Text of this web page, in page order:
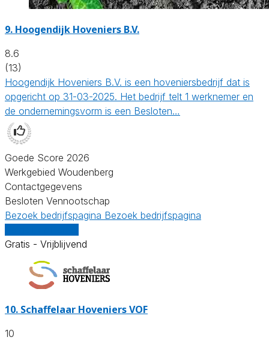
9. Hoogendijk Hoveniers B.V.
8.6
(13)
Hoogendijk Hoveniers B.V. is een hoveniersbedrijf dat is
opgericht op 31-03-2025. Het bedrijf telt 1 werknemer en
de ondernemingsvorm is een Besloten…
Goede Score 2026
Werkgebied Woudenberg
Contactgegevens
Besloten Vennootschap
Bezoek bedrijfspagina Bezoek bedrijfspagina
Gratis - Vrijblijvend
10. Schaffelaar Hoveniers VOF
10